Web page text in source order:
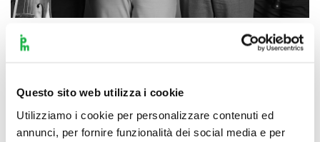
Questo sito web utilizza i cookie
Utilizziamo i cookie per personalizzare contenuti ed
annunci, per fornire funzionalità dei social media e per